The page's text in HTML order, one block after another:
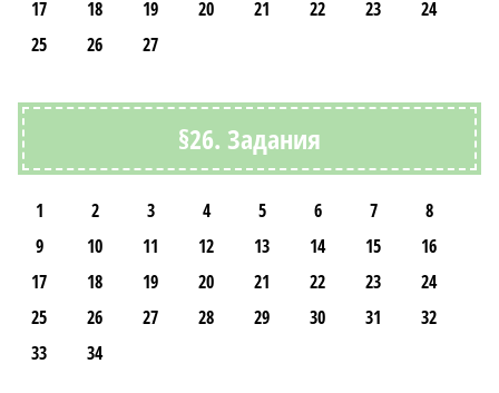
17 18 19 20 21 22 23
24
25
26 27
§26. Задания
1 2 3 4 5 6 7
8
9
10 11 12 13 14 15
16
17
18 19 20 21 22 23
24
25
26 27 28 29 30 31
32
33
34